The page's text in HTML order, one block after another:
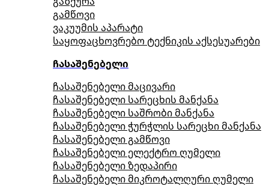
გამწოვი
ვაკუუმის აპარატი
საყოფაცხოვრებო ტექნიკის აქსესუარები
ჩასაშენებელი
ჩასაშენებელი მაცივარი
ჩასაშენებელი სარეცხის მანქანა
ჩასაშენებელი საშრობი მანქანა
ჩასაშენებელი ჭურჭლის სარეცხი მანქანა
ჩასაშენებელი გამწოვი
ჩასაშენებელი ელექტრო ღუმელი
ჩასაშენებელი ზედაპირი
ჩასაშენებელი მიკროტალღური ღუმელი